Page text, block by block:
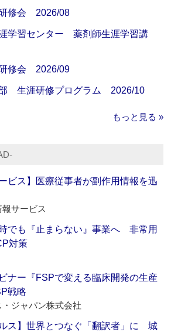
修会 2026/08
学習センター 薬剤師生涯学習講
修会 2026/09
部 生涯研修プログラム 2026/10
もっと見る »
ビス】医療従事者が副作用情報を迅
サービス
時でも『止まらない』事業へ 非常用
対策
ナー『FSPで変える臨床開発の生産
戦略
ジャパン株式会社
ルス】世界とつなぐ「翻訳者」に 城